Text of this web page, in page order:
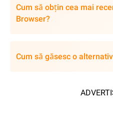
Cum să obțin cea mai
Browser?
Cum să găsesc o